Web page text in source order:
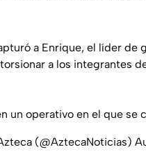
a Enrique, el líder de
a los integrantes
un operativo en el que se
(@AztecaNoticias)